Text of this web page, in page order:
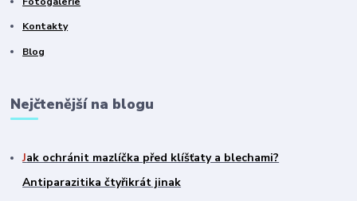
Kontakty
Blog
Nejčtenější na blogu
Jak ochránit mazlíčka před klíšťaty a blechami?
Antiparazitika čtyřikrát jinak